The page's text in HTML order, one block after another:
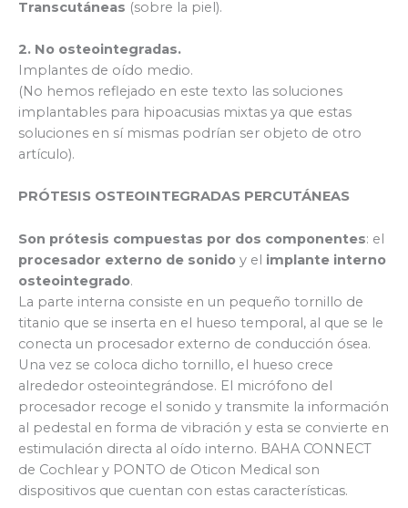
Transcutáneas (sobre la piel).
2. No osteointegradas.
Implantes de oído medio.
(No hemos reflejado en este texto las soluciones
implantables para hipoacusias mixtas ya que estas
soluciones en sí mismas podrían ser objeto de otro
artículo).
PRÓTESIS OSTEOINTEGRADAS PERCUTÁNEAS
Son prótesis compuestas por dos componentes: el
procesador externo de sonido y el implante interno
osteointegrado.
La parte interna consiste en un pequeño tornillo de
titanio que se inserta en el hueso temporal, al que se le
conecta un procesador externo de conducción ósea.
Una vez se coloca dicho tornillo, el hueso crece
alrededor osteointegrándose. El micrófono del
procesador recoge el sonido y transmite la información
al pedestal en forma de vibración y esta se convierte en
estimulación directa al oído interno. BAHA CONNECT
de Cochlear y PONTO de Oticon Medical son
dispositivos que cuentan con estas características.